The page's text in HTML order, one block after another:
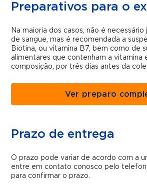
Preparativos para o
Na maioria dos casos, não é
de sangue, mas é recomendada a
Biotina, ou vitamina B7, bem como de
alimentares que contenham a vitamina
composição, por três dias antes da
Ver preparo
Prazo de entrega
O prazo pode variar de acordo com a
entre em contato conosco pelo
para confirmar o prazo.